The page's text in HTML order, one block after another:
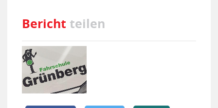
Bericht teilen